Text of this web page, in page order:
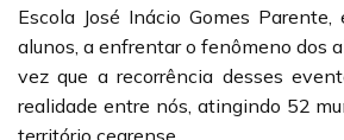
Escola José Inácio Gomes
alunos, a enfrentar o fenômeno dos
vez que a recorrência desses
realidade entre nós, atingindo 52
território cearense.